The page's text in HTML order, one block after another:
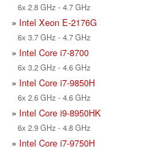
6x 2.8 GHz - 4.7 GHz
» Intel Xeon E-2176G
6x 3.7 GHz - 4.7 GHz
» Intel Core i7-8700
6x 3.2 GHz - 4.6 GHz
» Intel Core i7-9850H
6x 2.6 GHz - 4.6 GHz
» Intel Core i9-8950HK
6x 2.9 GHz - 4.8 GHz
» Intel Core i7-9750H